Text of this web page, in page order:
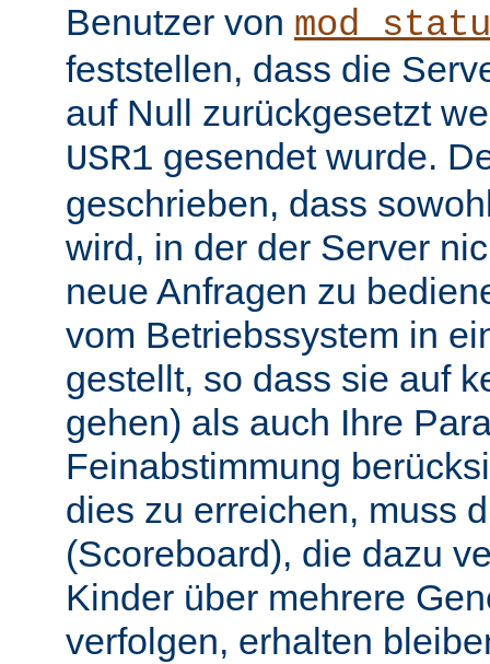
Benutzer von
feststellen, dass die
auf Null zurückgesetzt
USR1 gesendet wurde.
geschrieben, dass
wird, in der der Server
neue Anfragen zu
vom Betriebssystem in
gestellt, so dass sie auf
gehen) als auch Ihre
Feinabstimmung
dies zu erreichen, muss
(Scoreboard), die dazu
Kinder über mehrere
verfolgen, erhalten